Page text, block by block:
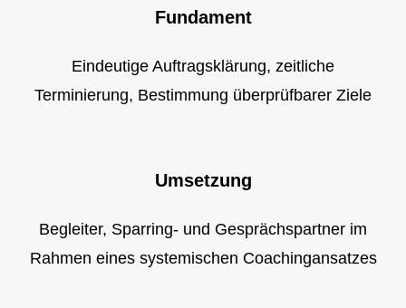
Fundament
Eindeutige Auftragsklärung, zeitliche
Terminierung, Bestimmung überprüfbarer Ziele
Umsetzung
Begleiter, Sparring- und Gesprächspartner im
Rahmen eines systemischen Coachingansatzes